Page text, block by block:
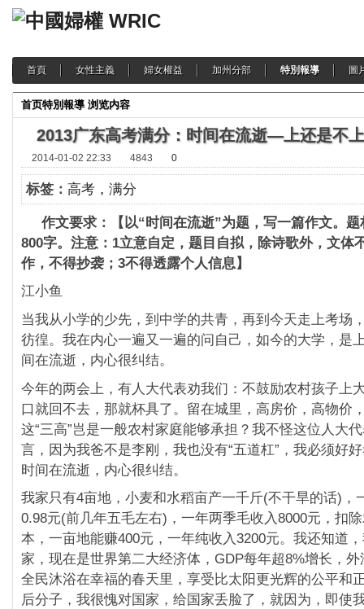
首頁 女性主義 婦女權益 加州分部 特別報導 圖
首页特別報導 浏览内容
2013广东高考满分：时间在流逝—上还
2014-01-02 22:33 4843 0
标签： 高考，满分
作文要求：【以“时间在流逝”为题，写一篇作文。题
800字。注意：1立意自定，题目自拟，除诗歌外，文体
作，不得抄袭；3不得透露个人信息】
江小鱼
当我从小学的少先，到中学的共青，再到今天走上考场
彷徨。我在内心一遍又一遍的问自己，如今的大学，是
间在流逝，内心很纠结。
今年的两会上，有人大代表劝我们：不鼓励农村孩子上
口就回不去，那就杯具了。留在城里，高房价，高物价
这“三高”岂是一般农村家庭能够承担？我不怪这位人大
言，因为我爸不是李刚，我也没有“五道杠”，我必须好
时间在流逝，内心很纠结。
我家只有4亩地，小麦和水稻亩产一千斤(不干旱的话)，
0.98元(前几年五毛左右)，一年两季毛收入8000元，扣
本，一亩地能赚400元，一年纯收入3200元。我还知道
家，现在是世界第二大经济体，GDP每年超8%增长，
全民沐浴在幸福的春天里，享受比太阳更光辉的公平
后分子，我很愧对国家，给国家丢脸了，就因为，即使